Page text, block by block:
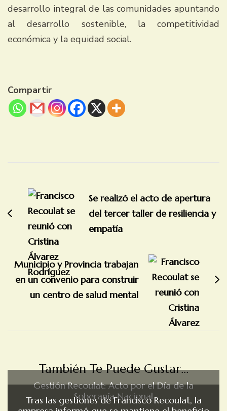
desarrollo integral de las comunidades apuntando
al desarrollo sostenible, la competitividad
económica y la equidad social.
Compartir
entradas
Se realizó el acto de apertura
del tercer taller de resiliencia y
empatía
Municipio y Provincia trabajan
en un convenio para construir
un centro de salud mental
También Te Puede Gustar...
Gestión Recoulat: Acto por el Día de la
Soberanía Nacional
Tras las gestiones de Francisco Recoulat, la